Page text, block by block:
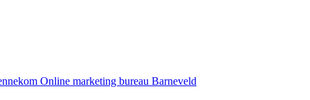
Online marketing bureau Barneveld